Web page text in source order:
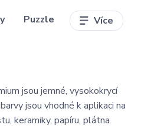
Puzzle Více
jsou jemné, vysokokrycí
jsou vhodné k aplikaci na
keramiky, papíru, plátna